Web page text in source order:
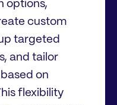
options,
custom
targeted
and tailor
on
flexibility